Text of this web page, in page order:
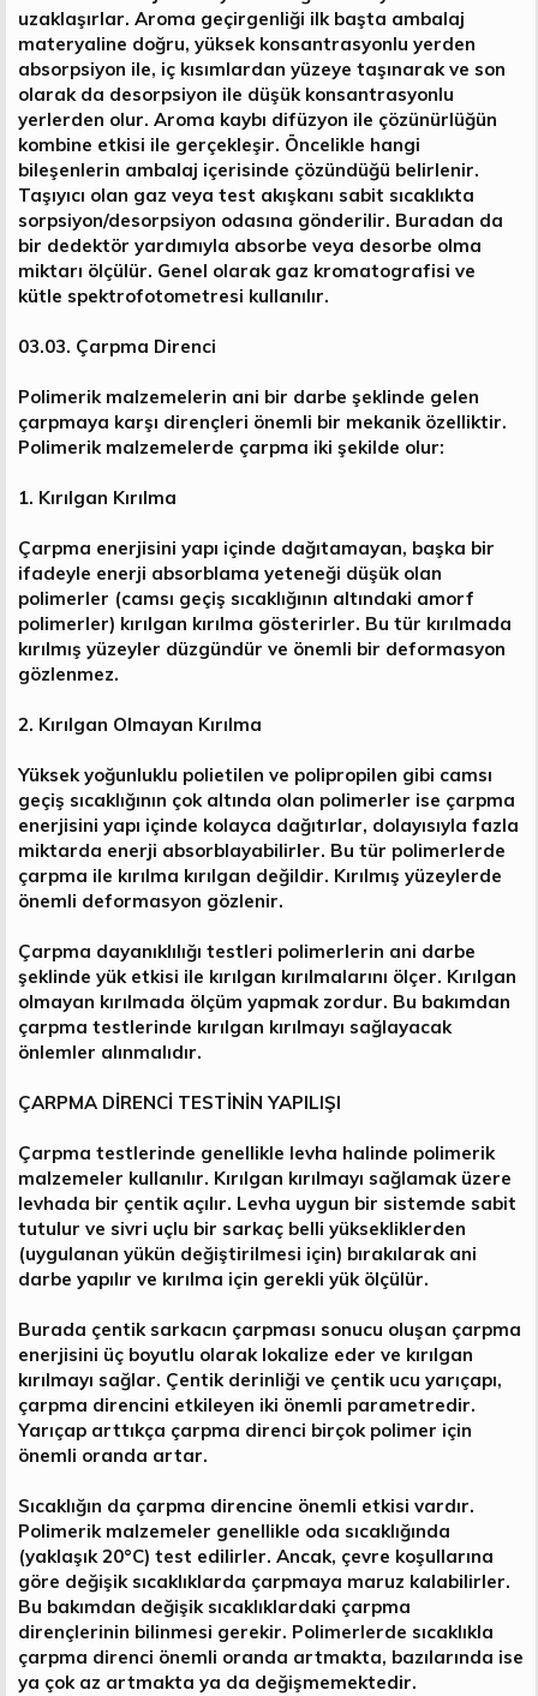
uzaklaşırlar. Aroma geçirgenliği ilk başta ambalaj
materyaline doğru, yüksek konsantrasyonlu yerden
absorpsiyon ile, iç kısımlardan yüzeye taşınarak ve son
olarak da desorpsiyon ile düşük konsantrasyonlu
yerlerden olur. Aroma kaybı difüzyon ile çözünürlüğün
kombine etkisi ile gerçekleşir. Öncelikle hangi
bileşenlerin ambalaj içerisinde çözündüğü belirlenir.
Taşıyıcı olan gaz veya test akışkanı sabit sıcaklıkta
sorpsiyon/desorpsiyon odasına gönderilir. Buradan da
bir dedektör yardımıyla absorbe veya desorbe olma
miktarı ölçülür. Genel olarak gaz kromatografisi ve
kütle spektrofotometresi kullanılır.
03.03. Çarpma Direnci
Polimerik malzemelerin ani bir darbe şeklinde gelen
çarpmaya karşı dirençleri önemli bir mekanik özelliktir.
Polimerik malzemelerde çarpma iki şekilde olur:
1. Kırılgan Kırılma
Çarpma enerjisini yapı içinde dağıtamayan, başka bir
ifadeyle enerji absorblama yeteneği düşük olan
polimerler (camsı geçiş sıcaklığının altındaki amorf
polimerler) kırılgan kırılma gösterirler. Bu tür kırılmada
kırılmış yüzeyler düzgündür ve önemli bir deformasyon
gözlenmez.
2. Kırılgan Olmayan Kırılma
Yüksek yoğunluklu polietilen ve polipropilen gibi camsı
geçiş sıcaklığının çok altında olan polimerler ise çarpma
enerjisini yapı içinde kolayca dağıtırlar, dolayısıyla fazla
miktarda enerji absorblayabilirler. Bu tür polimerlerde
çarpma ile kırılma kırılgan değildir. Kırılmış yüzeylerde
önemli deformasyon gözlenir.
Çarpma dayanıklılığı testleri polimerlerin ani darbe
şeklinde yük etkisi ile kırılgan kırılmalarını ölçer. Kırılgan
olmayan kırılmada ölçüm yapmak zordur. Bu bakımdan
çarpma testlerinde kırılgan kırılmayı sağlayacak
önlemler alınmalıdır.
ÇARPMA DİRENCİ TESTİNİN YAPILIŞI
Çarpma testlerinde genellikle levha halinde polimerik
malzemeler kullanılır. Kırılgan kırılmayı sağlamak üzere
levhada bir çentik açılır. Levha uygun bir sistemde sabit
tutulur ve sivri uçlu bir sarkaç belli yüksekliklerden
(uygulanan yükün değiştirilmesi için) bırakılarak ani
darbe yapılır ve kırılma için gerekli yük ölçülür.
Burada çentik sarkacın çarpması sonucu oluşan çarpma
enerjisini üç boyutlu olarak lokalize eder ve kırılgan
kırılmayı sağlar. Çentik derinliği ve çentik ucu yarıçapı,
çarpma direncini etkileyen iki önemli parametredir.
Yarıçap arttıkça çarpma direnci birçok polimer için
önemli oranda artar.
Sıcaklığın da çarpma direncine önemli etkisi vardır.
Polimerik malzemeler genellikle oda sıcaklığında
(yaklaşık 20°C) test edilirler. Ancak, çevre koşullarına
göre değişik sıcaklıklarda çarpmaya maruz kalabilirler.
Bu bakımdan değişik sıcaklıklardaki çarpma
dirençlerinin bilinmesi gerekir. Polimerlerde sıcaklıkla
çarpma direnci önemli oranda artmakta, bazılarında ise
ya çok az artmakta ya da değişmemektedir.